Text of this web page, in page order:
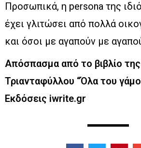
Προσωπικά, η persona της
έχει γλιτώσει από πολλά
και όσοι με αγαπούν με
Απόσπασμα από το βιβλίο της
Τριανταφύλλου “Όλα του
Εκδόσεις iwrite.gr